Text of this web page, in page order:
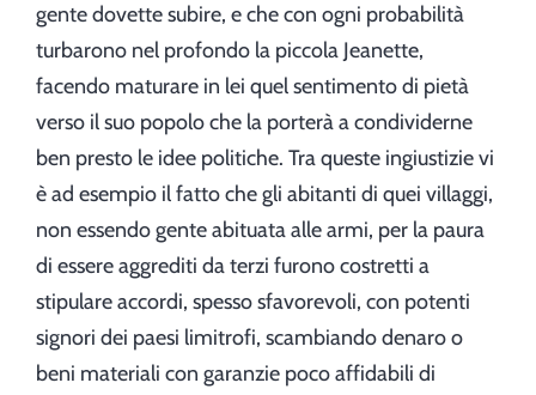
gente dovette subire, e che con ogni probabilità
turbarono nel profondo la piccola Jeanette,
facendo maturare in lei quel sentimento di pietà
verso il suo popolo che la porterà a condividerne
ben presto le idee politiche. Tra queste ingiustizie vi
è ad esempio il fatto che gli abitanti di quei villaggi,
non essendo gente abituata alle armi, per la paura
di essere aggrediti da terzi furono costretti a
stipulare accordi, spesso sfavorevoli, con potenti
signori dei paesi limitrofi, scambiando denaro o
beni materiali con garanzie poco affidabili di